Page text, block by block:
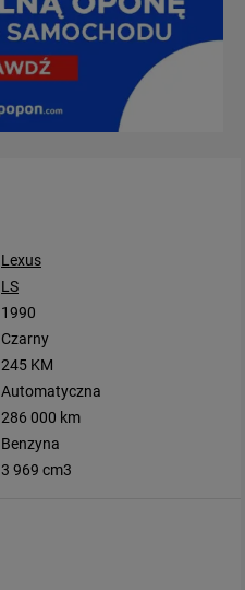
Lexus
LS
1990
Czarny
245 KM
Automatyczna
286 000 km
Benzyna
3 969 cm3